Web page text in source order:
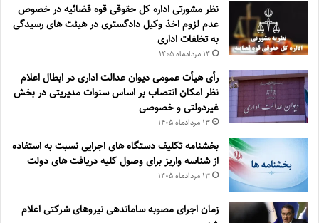
نظر مشورتی اداره کل حقوقی قوه قضائیه در خصوص
عدم لزوم اخذ وکیل دادگستری در هیئت های رسیدگی
به تخلفات اداری
۱۴ مرداد‌ماه ۱۴۰۵
رأی هیأت عمومی دیوان عدالت اداری در ابطال اعلام
نظر امکان انتصاب بر اساس سنوات مدیریتی در بخش
غیردولتی و خصوصی
۱۳ مرداد‌ماه ۱۴۰۵
بخشنامه تکلیف دستگاه های اجرایی نسبت به استفاده
از شناسه واریز برای وصول کلیه دریافت های دولت
۱۳ مرداد‌ماه ۱۴۰۵
زمان اجرای مصوبه ساماندهی نیروهای شرکتی اعلام